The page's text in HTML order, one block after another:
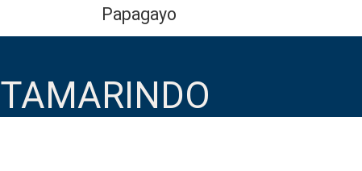
Papagayo
TAMARINDO